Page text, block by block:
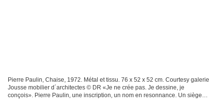
Pierre Paulin, Chaise, 1972. Métal et tissu. 76 x 52 x 52 cm. Courtesy galerie
Jousse mobilier d´architectes © DR «Je ne crée pas. Je dessine, je
conçois». Pierre Paulin, une inscription, un nom en resonnance. Un siège